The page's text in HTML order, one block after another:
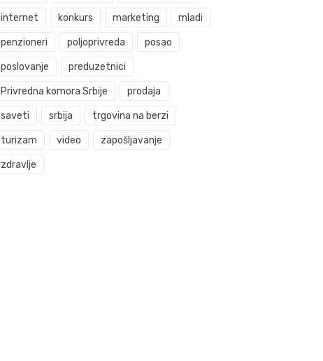
internet konkurs marketing mladi
penzioneri poljoprivreda posao
poslovanje preduzetnici
Privredna komora Srbije prodaja
saveti srbija trgovina na berzi
turizam video zapošljavanje
zdravlje